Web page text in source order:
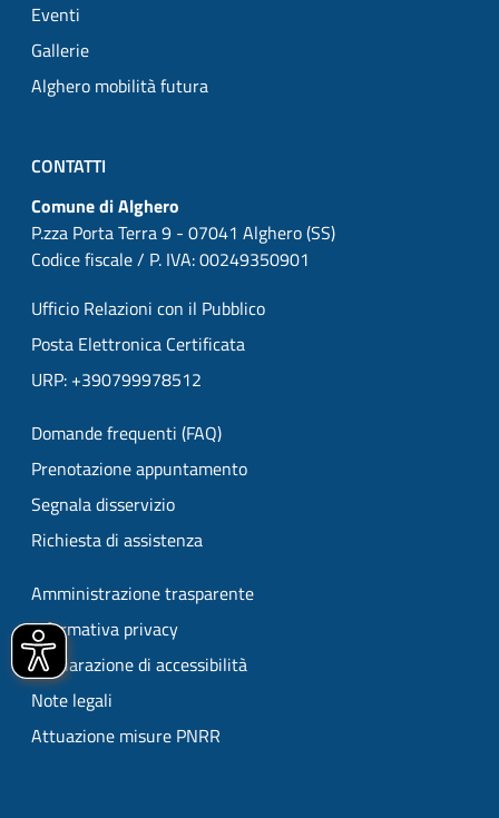
Eventi
Gallerie
Alghero mobilità futura
CONTATTI
Comune di Alghero
P.zza Porta Terra 9 - 07041 Alghero (SS)
Codice fiscale / P. IVA: 00249350901
Ufficio Relazioni con il Pubblico
Posta Elettronica Certificata
URP: +390799978512
Domande frequenti (FAQ)
Prenotazione appuntamento
Segnala disservizio
Richiesta di assistenza
Amministrazione trasparente
Informativa privacy
Dichiarazione di accessibilità
Note legali
Attuazione misure PNRR